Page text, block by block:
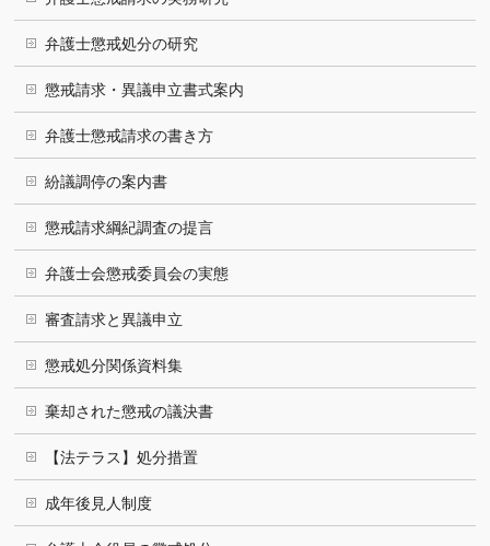
弁護士懲戒処分の研究
懲戒請求・異議申立書式案内
弁護士懲戒請求の書き方
紛議調停の案内書
懲戒請求綱紀調査の提言
弁護士会懲戒委員会の実態
審査請求と異議申立
懲戒処分関係資料集
棄却された懲戒の議決書
【法テラス】処分措置
成年後見人制度